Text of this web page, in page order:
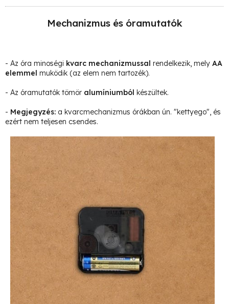
Mechanizmus és óramutatók
- Az óra minoségi kvarc mechanizmussal rendelkezik, mely AA
elemmel muködik (az elem nem tartozék).
- Az óramutatók tömör alumíniumból készültek.
- Megjegyzés: a kvarcmechanizmus órákban ún. "kettyego", és
ezért nem teljesen csendes.